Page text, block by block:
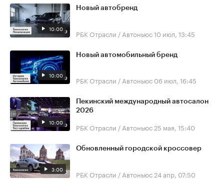
10:00
Новый автобренд
РБК Отрасли / Автоньюс10 июл, 13:45
10:00
Новый автомобильный бренд
РБК Отрасли / Автоньюс 06 июл, 16:45
10:00
Пекинский международный автосалон
2026
РБК Отрасли / Автоньюс 25 мая, 15:40
3:00
Обновленный городской кроссовер
РБК Отрасли / Автоньюс 24 апр, 07:50